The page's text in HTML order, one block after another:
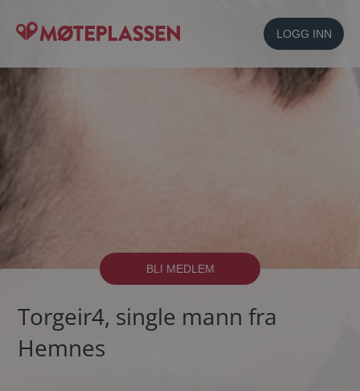
LOGG INN
BLI MEDLEM
Torgeir4, single mann fra
Hemnes